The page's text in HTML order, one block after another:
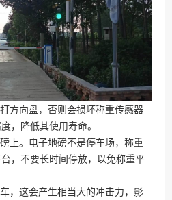
方向盘，否则会损坏称重传感器
，降低其使用寿命。
上。电子地磅不是停车场，称重
，不要长时间停放，以免称重平
，这会产生相当大的冲击力，影